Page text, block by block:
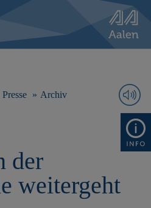
Presse
Archiv
der
weitergeht